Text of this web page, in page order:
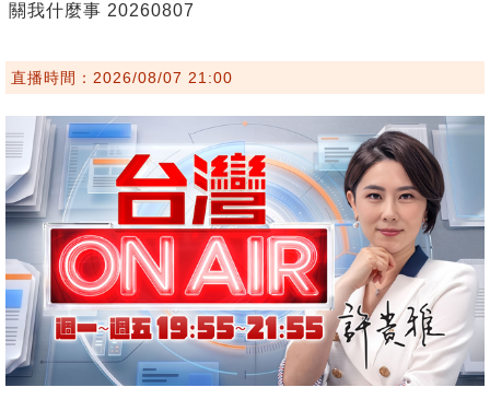
關我什麼事 20260807
直播時間：2026/08/07 21:00